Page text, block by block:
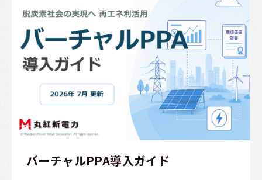
バーチャルPPA導入ガイド